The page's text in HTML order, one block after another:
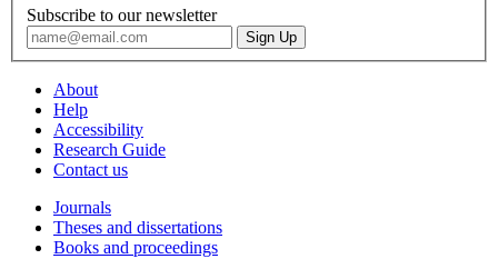
Subscribe to our newsletter
About
Help
Accessibility
Research Guide
Contact us
Journals
Theses and dissertations
Books and proceedings